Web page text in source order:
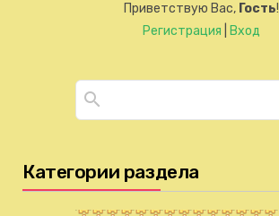
Приветствую Вас, Гость!
Регистрация
Вход
Категории раздела